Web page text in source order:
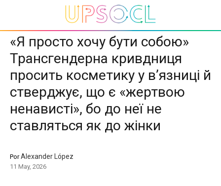
«Я просто хочу бути собою»
Трансгендерна кривдниця
просить косметику у в’язниці й
стверджує, що є «жертвою
ненависті», бо до неї не
ставляться як до жінки
PorAlexander López
11 May, 2026